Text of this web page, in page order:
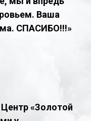
Ваша
СПАСИБО!!!»
«Золотой